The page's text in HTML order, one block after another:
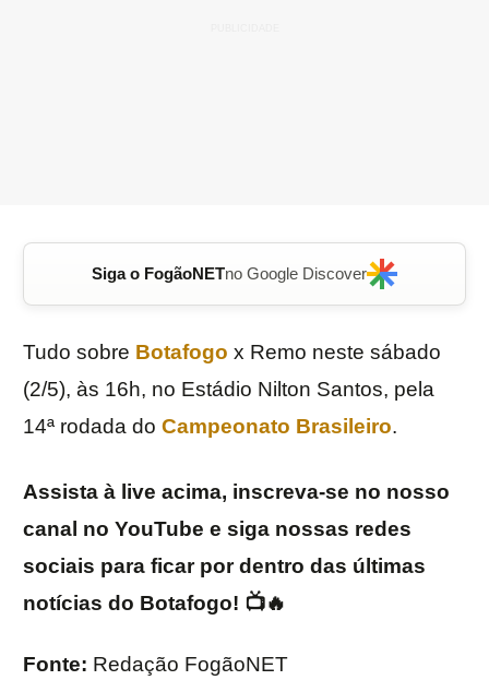
Siga o FogãoNETno Google Discover
Tudo sobre Botafogo x Remo neste sábado
(2/5), às 16h, no Estádio Nilton Santos, pela
14ª rodada do Campeonato Brasileiro.
Assista à live acima, inscreva-se no nosso
canal no YouTube e siga nossas redes
sociais para ficar por dentro das últimas
notícias do Botafogo! 📺🔥
Fonte: Redação FogãoNET